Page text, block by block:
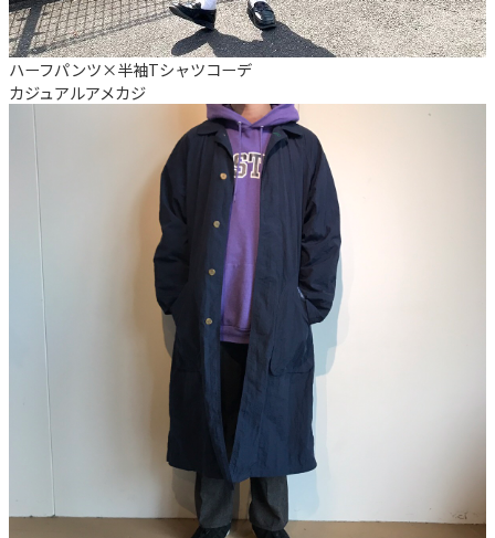
ハーフパンツ×半袖Tシャツコーデ
カジュアルアメカジ